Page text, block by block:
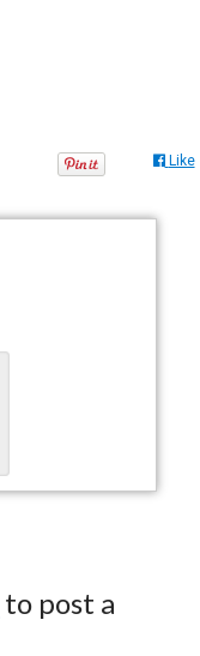
Like
to post a